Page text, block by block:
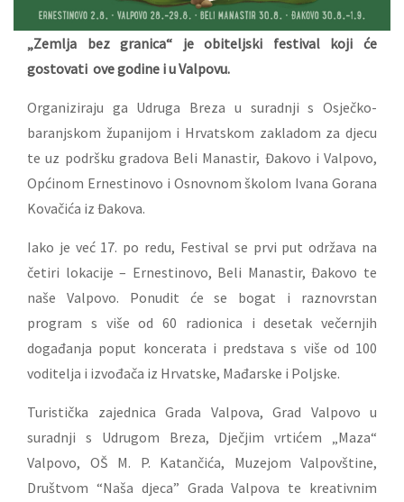
„Zemlja bez granica“ je obiteljski festival koji će
gostovati ove godine i u Valpovu.
Organiziraju ga Udruga Breza u suradnji s Osječko-
baranjskom županijom i Hrvatskom zakladom za djecu
te uz podršku gradova Beli Manastir, Đakovo i Valpovo,
Općinom Ernestinovo i Osnovnom školom Ivana Gorana
Kovačića iz Đakova.
Iako je već 17. po redu, Festival se prvi put održava na
četiri lokacije – Ernestinovo, Beli Manastir, Đakovo te
naše Valpovo. Ponudit će se bogat i raznovrstan
program s više od 60 radionica i desetak večernjih
događanja poput koncerata i predstava s više od 100
voditelja i izvođača iz Hrvatske, Mađarske i Poljske.
Turistička zajednica Grada Valpova, Grad Valpovo u
suradnji s Udrugom Breza, Dječjim vrtićem „Maza“
Valpovo, OŠ M. P. Katančića, Muzejom Valpovštine,
Društvom “Naša djeca” Grada Valpova te kreativnim